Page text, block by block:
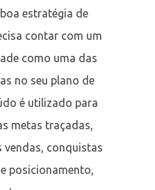
estratégia de
contar com um
como uma das
no seu plano de
é utilizado para
metas traçadas,
vendas, conquistas
posicionamento,